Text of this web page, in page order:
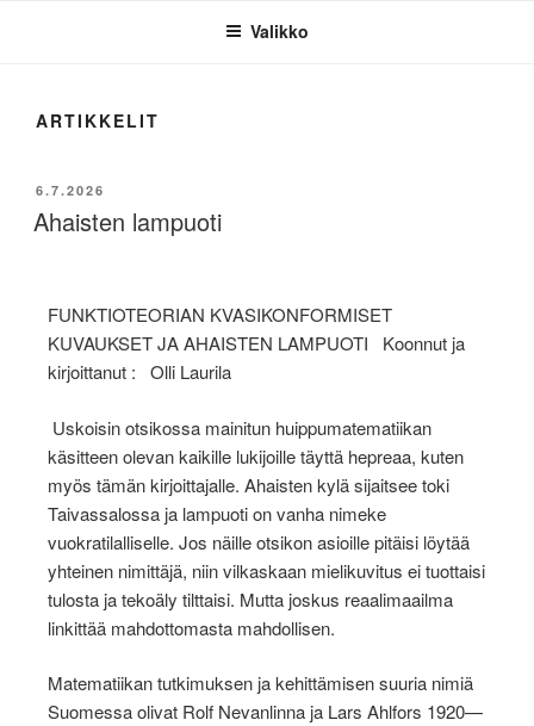
Valikko
ARTIKKELIT
6.7.2026
Ahaisten lampuoti
FUNKTIOTEORIAN KVASIKONFORMISET
KUVAUKSET JA AHAISTEN LAMPUOTI Koonnut ja
kirjoittanut : Olli Laurila
Uskoisin otsikossa mainitun huippumatematiikan
käsitteen olevan kaikille lukijoille täyttä hepreaa, kuten
myös tämän kirjoittajalle. Ahaisten kylä sijaitsee toki
Taivassalossa ja lampuoti on vanha nimeke
vuokratilalliselle. Jos näille otsikon asioille pitäisi löytää
yhteinen nimittäjä, niin vilkaskaan mielikuvitus ei tuottaisi
tulosta ja tekoäly tilttaisi. Mutta joskus reaalimaailma
linkittää mahdottomasta mahdollisen.
Matematiikan tutkimuksen ja kehittämisen suuria nimiä
Suomessa olivat Rolf Nevanlinna ja Lars Ahlfors 1920—